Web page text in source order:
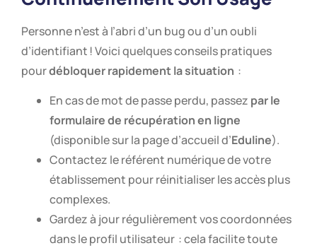
Personne n’est à l’abri d’un bug ou d’un oubli
d’identifiant ! Voici quelques conseils pratiques
pourdébloquer rapidement la situation :
En cas de mot de passe perdu, passez par le
formulaire de récupération en ligne
(disponible sur la page d’accueil d’Eduline).
Contactez le référent numérique de votre
établissement pour réinitialiser les accès plus
complexes.
Gardez à jour régulièrement vos coordonnées
dans le profil utilisateur : cela facilite toute